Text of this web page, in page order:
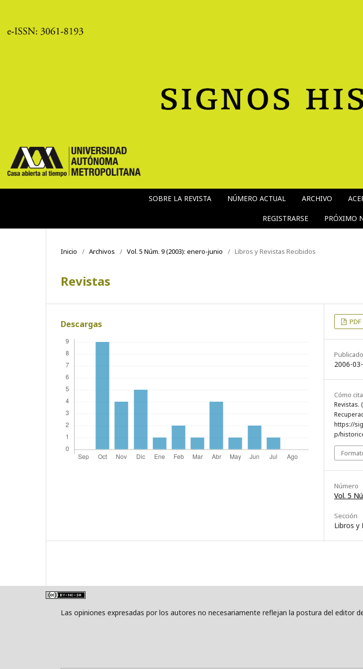
SOBRE LA REVISTA NÚMERO ACTUAL ARCHIVO
REGISTRARSE PRÓXIMO
Inicio / Archivos / Vol. 5 Núm. 9 (2003): enero-junio / Libros y Revistas Recibidos
Revistas
Descargas PDF
Publicado
2006-
Cómo
Revistas.
https://
p/
Número
Vol. 5
Sección
Libros y
Las opiniones expresadas por los autores no necesariamente reflejan la postura del editor